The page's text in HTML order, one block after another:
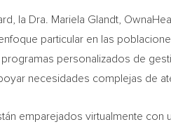
, la Dra. Mariela Glandt ,
particular en las
personalizados de
necesidades complejas de
emparejados virtualmente